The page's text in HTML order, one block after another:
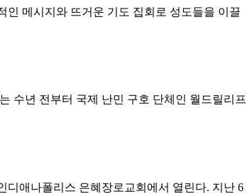
인 메시지와 뜨거운 기도 집회로 성도들을 이끌
수년 전부터 국제 난민 구호 단체인 월드릴리프
디애나폴리스 은혜장로교회에서 열린다. 지난 6